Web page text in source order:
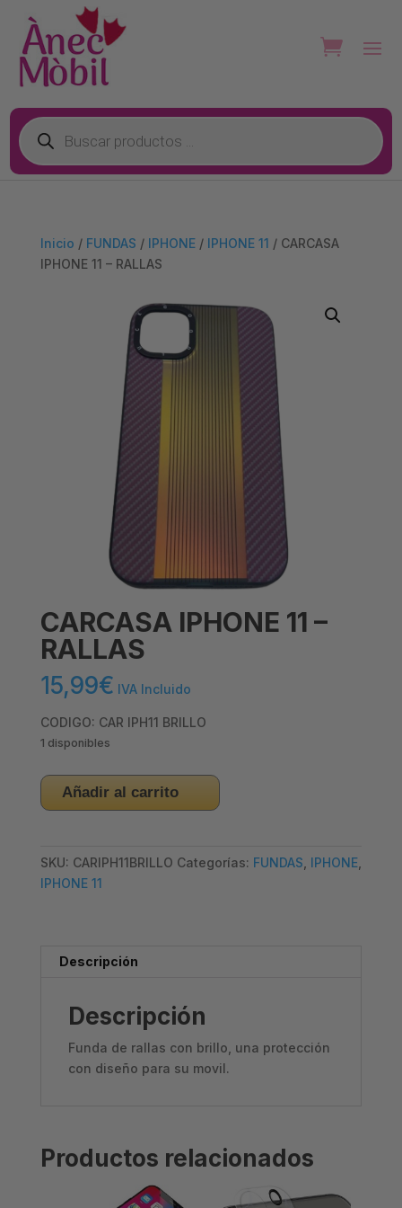
Búsqueda
de
productos
Inicio / FUNDAS / IPHONE/ IPHONE 11 / CARCASA
IPHONE 11 – RALLAS
CARCASA IPHONE 11 –
RALLAS
15,99€ IVA Incluido
CODIGO: CAR IPH11 BRILLO
1 disponibles
CARCASA
IPHONE
RALLAS
cantidad
Añadir al carrito
SKU: CARIPH11BRILLO Categorías: FUNDAS, IPHONE,
IPHONE 11
Descripción
Descripción
Funda de rallas con brillo, una protección
con diseño para su movil.
Productos relacionados